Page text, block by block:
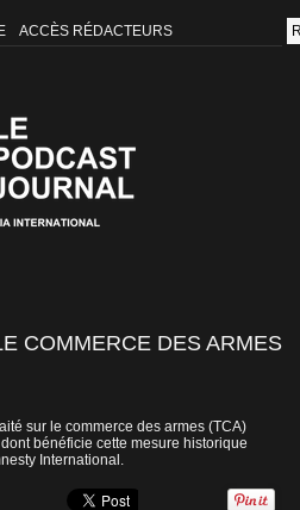
ACCÈS RÉDACTEURS
COMMERCE DES ARMES
sur le commerce des armes (TCA)
bénéficie cette mesure historique
International.